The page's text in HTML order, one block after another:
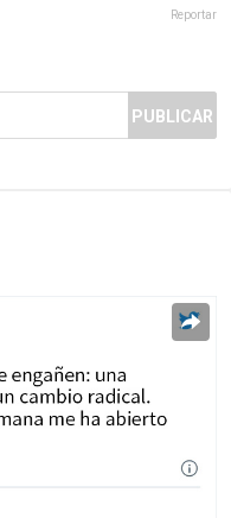
Reportar
PUBLICAR